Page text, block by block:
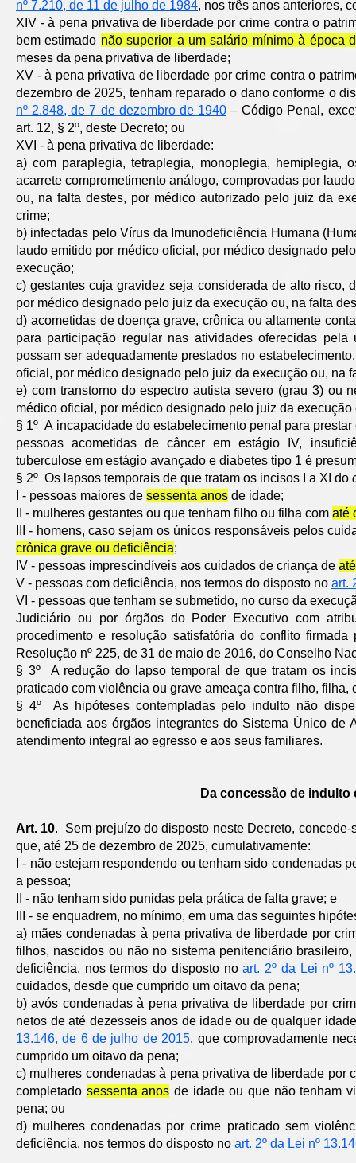
nº 7.210, de 11 de julho de 1984, nos três anos anteriores,
XIV - à pena privativa de liberdade por crime contra o
bem estimado não superior a um salário mínimo à época
meses da pena privativa de liberdade;
XV - à pena privativa de liberdade por crime contra o
dezembro de 2025, tenham reparado o dano conforme o
nº 2.848, de 7 de dezembro de 1940 – Código Penal,
art. 12, § 2º, deste Decreto; ou
XVI - à pena privativa de liberdade:
a) com paraplegia, tetraplegia, monoplegia, hemiplegia,
acarrete comprometimento análogo, comprovadas por
ou, na falta destes, por médico autorizado pelo juiz da
crime;
b) infectadas pelo Vírus da Imunodeficiência Humana
laudo emitido por médico oficial, por médico designado
execução;
c) gestantes cuja gravidez seja considerada de alto risco,
por médico designado pelo juiz da execução ou, na falta
d) acometidas de doença grave, crônica ou altamente
para participação regular nas atividades oferecidas
possam ser adequadamente prestados no
oficial, por médico designado pelo juiz da execução ou, na
e) com transtorno do espectro autista severo (grau 3) ou
médico oficial, por médico designado pelo juiz da
§ 1º A incapacidade do estabelecimento penal para
pessoas acometidas de câncer em estágio IV,
tuberculose em estágio avançado e diabetes tipo 1 é
§ 2º Os lapsos temporais de que tratam os incisos I a XI do
I - pessoas maiores de sessenta anos de idade;
II - mulheres gestantes ou que tenham filho ou filha com até
III - homens, caso sejam os únicos responsáveis pelos
crônica grave ou deficiência;
IV - pessoas imprescindíveis aos cuidados de criança de
V - pessoas com deficiência, nos termos do disposto no art.
VI - pessoas que tenham se submetido, no curso da
Judiciário ou por órgãos do Poder Executivo com
procedimento e resolução satisfatória do conflito
Resolução nº 225, de 31 de maio de 2016, do Conselho
§ 3º A redução do lapso temporal de que tratam os
praticado com violência ou grave ameaça contra filho, filha,
§ 4º As hipóteses contempladas pelo indulto não
beneficiada aos órgãos integrantes do Sistema Único
atendimento integral ao egresso e aos seus familiares.
Da concessão de indulto
Art. 10. Sem prejuízo do disposto neste Decreto,
que, até 25 de dezembro de 2025, cumulativamente:
I - não estejam respondendo ou tenham sido condenadas
a pessoa;
II - não tenham sido punidas pela prática de falta grave; e
III - se enquadrem, no mínimo, em uma das seguintes
a) mães condenadas à pena privativa de liberdade por
filhos, nascidos ou não no sistema penitenciário
deficiência, nos termos do disposto noart. 2º da Lei nº
cuidados, desde que cumprido um oitavo da pena;
b) avós condenadas à pena privativa de liberdade por
netos de até dezesseis anos de idade ou de qualquer
13.146, de 6 de julho de 2015, que comprovadamente
cumprido um oitavo da pena;
c) mulheres condenadas à pena privativa de liberdade por
completado sessenta anos de idade ou que não tenham
pena; ou
d) mulheres condenadas por crime praticado sem
deficiência, nos termos do disposto no art. 2º da Lei nº